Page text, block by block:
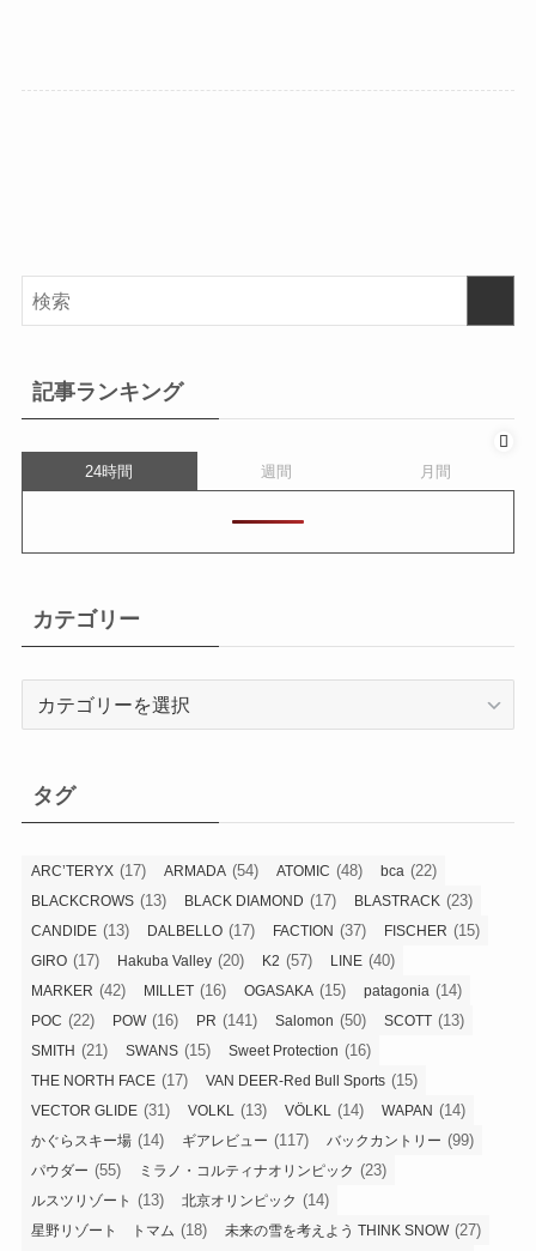
記事ランキング
24時間 週間 月間
カテゴリー
ー
タグ
ARC’TERYX (17) ARMADA (54) ATOMIC (48) bca (22)
BLACKCROWS (13) BLACK DIAMOND (17) BLASTRACK (23)
CANDIDE (13) DALBELLO (17) FACTION (37) FISCHER (15)
GIRO (17) Hakuba Valley (20) K2 (57) LINE (40)
MARKER (42) MILLET (16) OGASAKA (15) patagonia (14)
POC (22) POW(16) PR (141) Salomon (50) SCOTT (13)
SMITH (21) SWANS (15) Sweet Protection (16)
THE NORTH FACE (17) VAN DEER-Red Bull Sports (15)
VECTOR GLIDE (31) VOLKL (13) VÖLKL (14) WAPAN (14)
かぐらスキー場 (14) ギアレビュー (117) バックカントリー (99)
パウダー (55) ミラノ・コルティナオリンピック (23)
ルスツリゾート (13) 北京オリンピック (14)
星野リゾート トマム (18) 未来の雪を考えよう THINK SNOW(27)